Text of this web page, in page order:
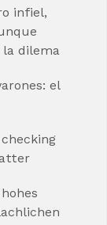
infiel,
la dilema
el